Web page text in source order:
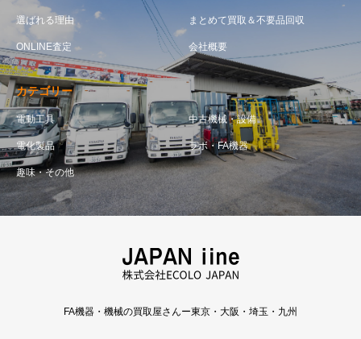
選ばれる理由 まとめて買取＆不要品回収
ONLINE査定 会社概要
カテゴリー
電動工具 中古機械・設備
電化製品 ラボ・FA機器
趣味・その他
FA機器・機械の買取屋さんー東京・大阪・埼玉・九州